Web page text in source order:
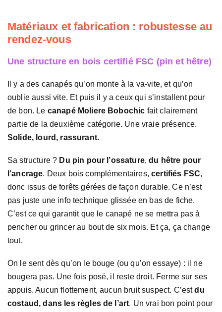
Matériaux et fabrication : robustesse au
rendez-vous
Une structure en bois certifié FSC (pin et hêtre)
Il y a des canapés qu’on monte à la va-vite, et qu’on
oublie aussi vite. Et puis il y a ceux qui s’installent pour
de bon. Le canapé Moliere Bobochic fait clairement
partie de la deuxième catégorie. Une vraie présence.
Solide, lourd, rassurant.
Sa structure ? Du pin pour l’ossature,du hêtre pour
l’ancrage. Deux bois complémentaires,certifiés FSC,
donc issus de forêts gérées de façon durable. Ce n’est
pas juste une info technique glissée en bas de fiche.
C’est ce qui garantit que le canapé ne se mettra pas à
pencher ou grincer au bout de six mois. Et ça, ça change
tout.
On le sent dès qu’on le bouge (ou qu’on essaye) : il ne
bougera pas. Une fois posé, il reste droit. Ferme sur ses
appuis. Aucun flottement, aucun bruit suspect. C’estdu
costaud, dans les règles de l’art. Un vrai bon point pour